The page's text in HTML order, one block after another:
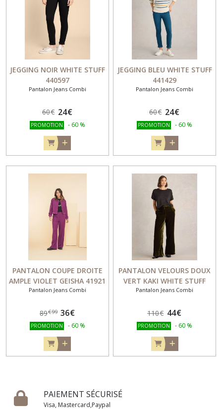
JEGGING NOIR WHITE STUFF
440597
Pantalon Jeans Combi
60€ 24€
PROMOTION - 60 %
JEGGING BLEU WHITE STUFF
441429
Pantalon Jeans Combi
60€ 24€
PROMOTION - 60 %
PANTALON COUPE DROITE
AMPLE VIOLET GEISHA 41921
Pantalon Jeans Combi
89€99 36€
PROMOTION - 60 %
PANTALON VELOURS DOUX
VERT KAKI WHITE STUFF
442057
Pantalon Jeans Combi
110€ 44€
PROMOTION - 60 %
PAIEMENT SÉCURISÉ
Visa, Mastercard,Paypal